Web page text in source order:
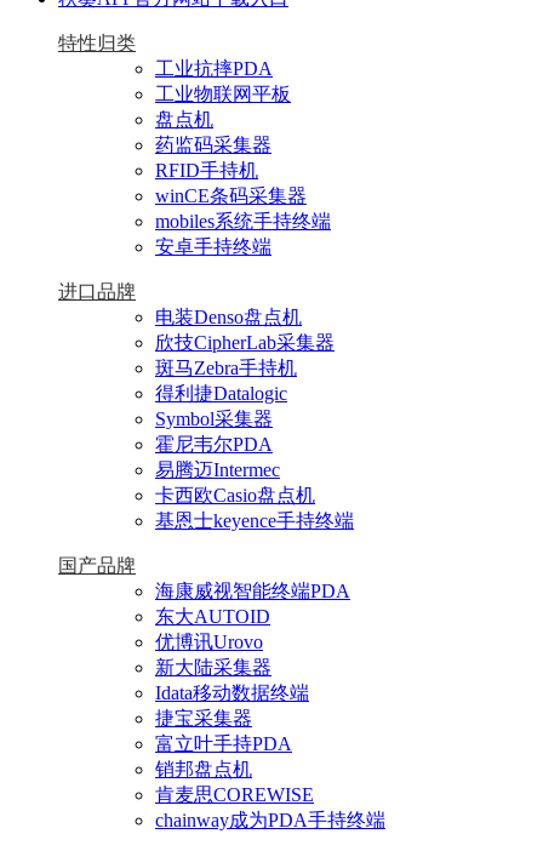
特性归类
工业抗摔PDA
工业物联网平板
盘点机
药监码采集器
RFID手持机
winCE条码采集器
mobiles系统手持终端
安卓手持终端
进口品牌
电装Denso盘点机
欣技CipherLab采集器
斑马Zebra手持机
得利捷Datalogic
Symbol采集器
霍尼韦尔PDA
易腾迈Intermec
卡西欧Casio盘点机
基恩士keyence手持终端
国产品牌
海康威视智能终端PDA
东大AUTOID
优博讯Urovo
新大陆采集器
Idata移动数据终端
捷宝采集器
富立叶手持PDA
销邦盘点机
肯麦思COREWISE
chainway成为PDA手持终端